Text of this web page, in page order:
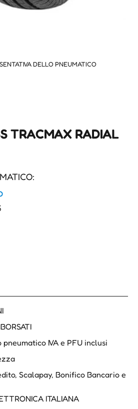
DELLO PNEUMATICO
TRACMAX RADIAL
pneumatico IVA e PFU inclusi
Scalapay, Bonifico Bancario e
ITALIANA